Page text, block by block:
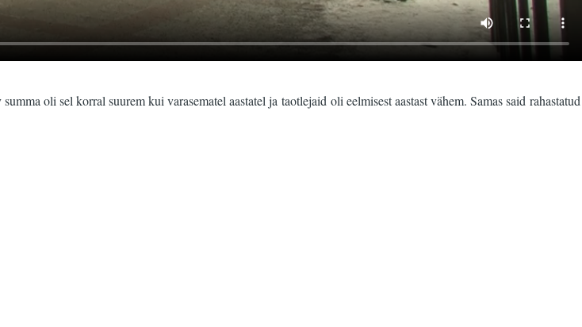
oli sel korral suurem kui varasematel aastatel ja taotlejaid oli eelmisest aastast vähem. Samas said rahastatud